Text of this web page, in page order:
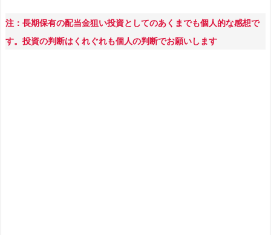
注：長期保有の配当金狙い投資としてのあくまでも個人的な感想で
す。投資の判断はくれぐれも個人の判断でお願いします